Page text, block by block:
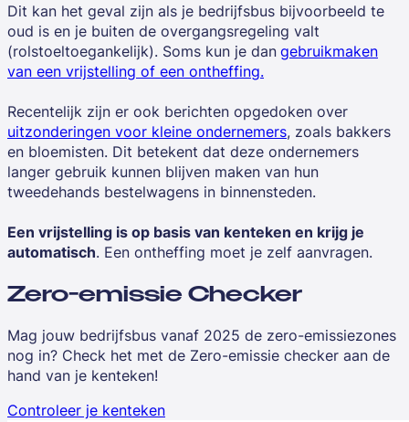
Dit kan het geval zijn als je bedrijfsbus bijvoorbeeld te
oud is en je buiten de overgangsregeling valt
(rolstoeltoegankelijk). Soms kun je dangebruikmaken
van een vrijstelling of een ontheffing.
Recentelijk zijn er ook berichten opgedoken over
uitzonderingen voor kleine ondernemers, zoals bakkers
en bloemisten. Dit betekent dat deze ondernemers
langer gebruik kunnen blijven maken van hun
tweedehands bestelwagens in binnensteden.
Een vrijstelling is op basis van kenteken en krijg je
automatisch. Een ontheffing moet je zelf aanvragen.
Zero-emissie Checker
Mag jouw bedrijfsbus vanaf 2025 de zero-emissiezones
nog in? Check het met de Zero-emissie checker aan de
hand van je kenteken!
Controleer je kenteken